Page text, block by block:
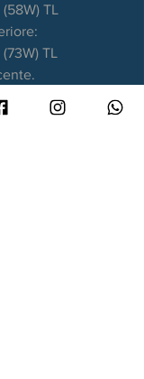
TL
TL